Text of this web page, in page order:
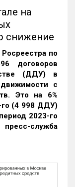
на
снижение
по
договоров
(ДДУ) в
с
Это на 6%
(4 998 ДДУ)
2023-го
служба